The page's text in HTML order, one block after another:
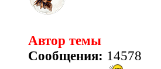
Автор темы
Сообщения: 14578